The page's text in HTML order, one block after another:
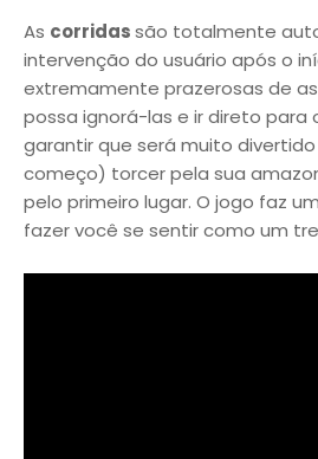
As corridassão totalmente
intervenção do usuário após o
extremamente prazerosas de
possa ignorá-las e ir direto para
garantir que será muito
começo) torcer pela sua
pelo primeiro lugar. O jogo faz
fazer você se sentir como um